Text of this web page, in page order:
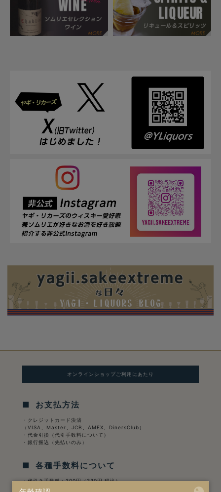
オンラインショップご利用にあたり
■ お支払方法
・クレジットカード決済
（VISA、Master、JCB、AMEX、DinersClub）
・代金引換（ 代引手数料について ）
・銀行振込（先払いのみ）
■ 各種手数料について
・代引き手数料：300円（330円 税込）
・銀行振込手数料：お客様ご負担